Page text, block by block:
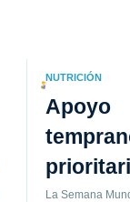
NUTRICIÓN
Apoyo
La Semana